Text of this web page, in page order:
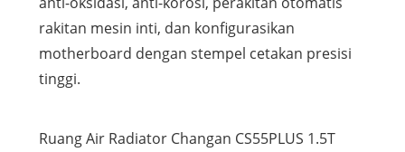
rakitan mesin inti, dan konfigurasikan
motherboard dengan stempel cetakan presisi
tinggi.
Ruang Air Radiator Changan CS55PLUS 1.5T